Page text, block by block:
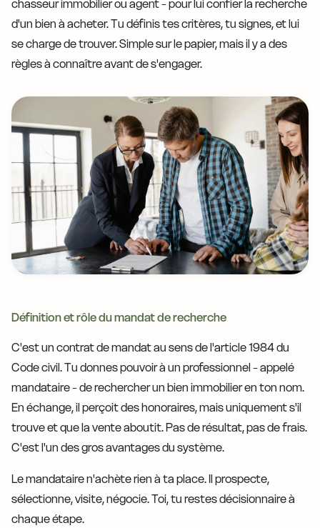
chasseur immobilier ou agent - pour lui confier la recherche
d'un bien à acheter. Tu définis tes critères, tu signes, et lui
se charge de trouver. Simple sur le papier, mais il y a des
règles à connaître avant de s'engager.
Définition et rôle du mandat de recherche
C'est un contrat de mandat au sens de l'article 1984 du
Code civil. Tu donnes pouvoir à un professionnel - appelé
mandataire - de rechercher un bien immobilier en ton nom.
En échange, il perçoit des honoraires, mais uniquement s'il
trouve et que la vente aboutit. Pas de résultat, pas de frais.
C'est l'un des gros avantages du système.
Le mandataire n'achète rien à ta place. Il prospecte,
sélectionne, visite, négocie. Toi, tu restes décisionnaire à
chaque étape.